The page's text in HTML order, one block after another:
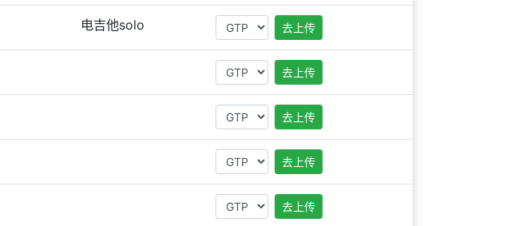
电吉他solo 去上传
去上传
去上传
去上传
去上传